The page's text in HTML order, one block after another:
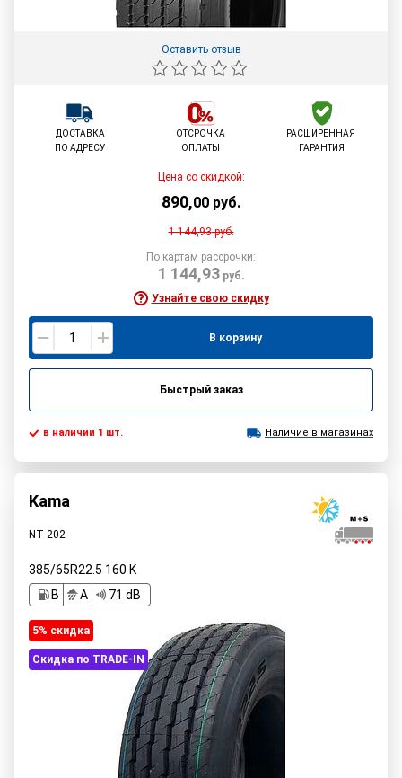
Оставить отзыв
ДОСТАВКА
ПО АДРЕСУ
ОТСРОЧКА
ОПЛАТЫ
РАСШИРЕННАЯ
ГАРАНТИЯ
Цена со скидкой:
890,00 руб.
1 144,93руб.
По картам рассрочки:
1 144,93руб.
Узнайте свою скидку
В корзину
Быстрый заказ
в наличии 1 шт. Наличие в магазинах
Kama
NT 202
385/65R22.5 160 K
B
A 71 dB
5% cкидка
Скидка по TRADE-IN